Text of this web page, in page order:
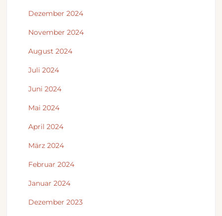
Dezember 2024
November 2024
August 2024
Juli 2024
Juni 2024
Mai 2024
April 2024
März 2024
Februar 2024
Januar 2024
Dezember 2023